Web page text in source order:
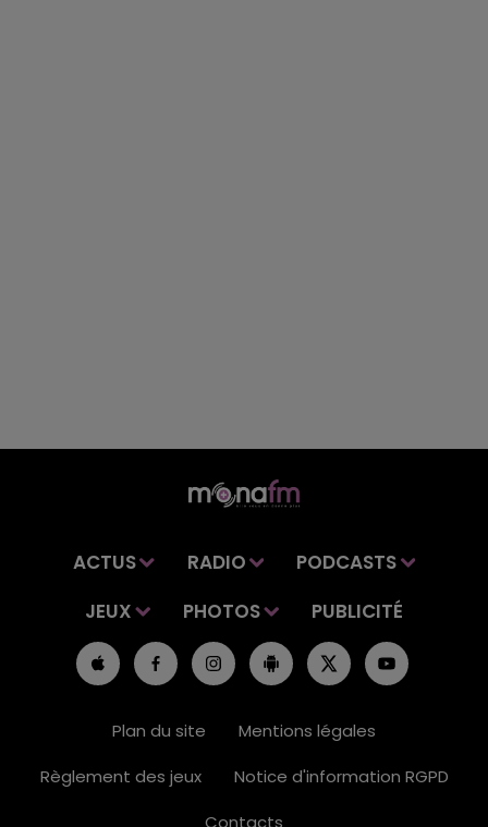
ACTUS RADIO
PODCASTS
JEUX
PHOTOS PUBLICITÉ
Plan du site
Mentions légales
Règlement des jeux
Notice d'information RGPD